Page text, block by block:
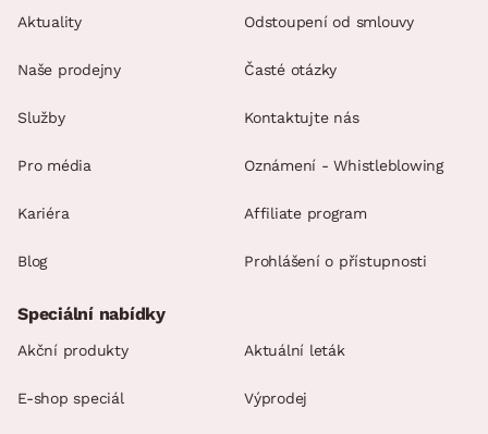
Aktuality
Naše prodejny
Služby
Pro média
Kariéra
Blog
Odstoupení od smlouvy
Časté otázky
Kontaktujte nás
Oznámení - Whistleblowing
Affiliate program
Prohlášení o přístupnosti
Speciální nabídky
Akční produkty Aktuální leták
E-shop speciál Výprodej